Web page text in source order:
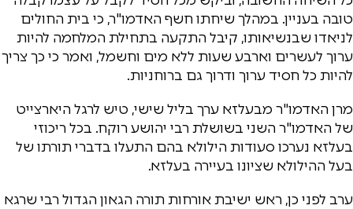
טובה בעניין. במהלך שיחתו חשף האדמו"ר, כי בית החולים
לניאדו שבנשיאותו, קיבל התקעה בתחילת המלחמה להיות
ערוך לעשרים וארבע שעות ללא מים וחשמל, ואמר כי כך צריך
להיות כל חסיד ערוך ודרוך גם ברוחניות.
מרן האדמו"ר מבעלזא ערך בליל שישי, טיש לרגל היארצייט
של האדמו"ר השני בשושלת רבי יהושע רוקח. בכל ריכוזי
בעלזא נערכו סעודות הילולא בהם התעלו בדברי תורתו של
בעל ההילולא שציונו בעיירה בעלזא.
ערב לפני כן, ראש ישיבת אורחות תורה הגאון הגדול רבי שרגא